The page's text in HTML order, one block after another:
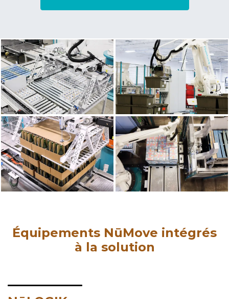
Équipements NūMove intégrés
à la solution